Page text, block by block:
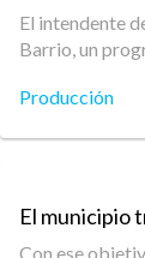
El intendente
Barrio, un
Producción
El municipio
Con ese